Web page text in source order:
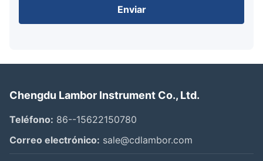
Enviar
Chengdu Lambor Instrument Co., Ltd.
Teléfono: 86--15622150780
Correo electrónico: sale@cdlambor.com